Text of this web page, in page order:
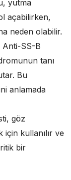
yutma
açabilirken,
neden olabilir.
Anti-SS-B
tanı
Bu
anlamada
göz
kullanılır ve
bir